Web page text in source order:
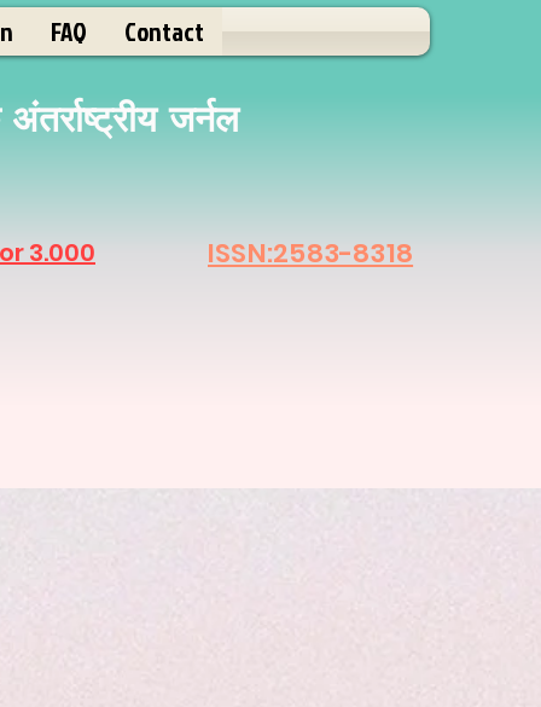
FAQ Contact
जर्नल
ISSN:2583-8318
3.000